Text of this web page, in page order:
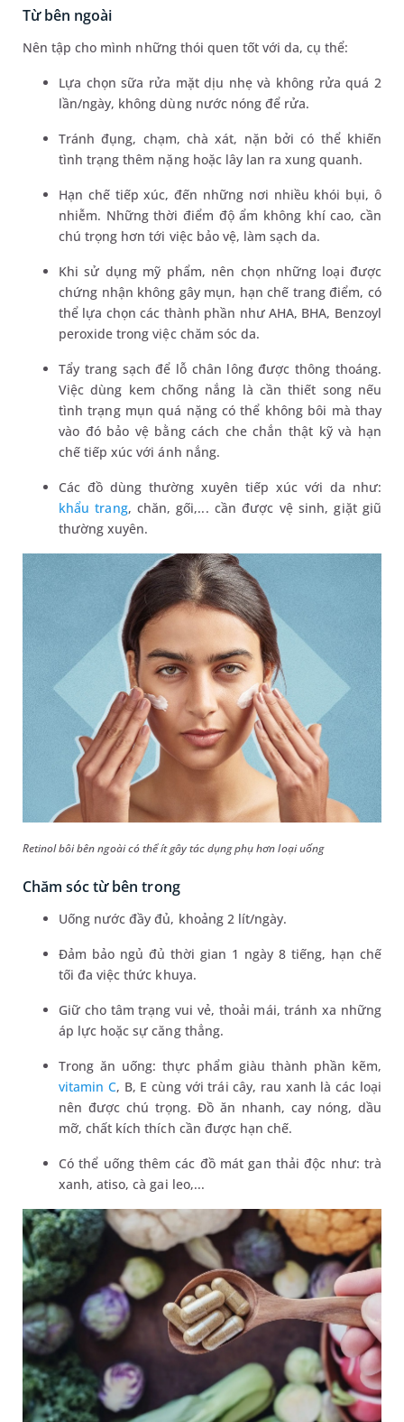
Từ bên ngoài
Nên tập cho mình những thói quen tốt với da, cụ thể:
Lựa chọn sữa rửa mặt dịu nhẹ và không rửa quá 2
lần/ngày, không dùng nước nóng để rửa.
Tránh đụng, chạm, chà xát, nặn bởi có thể khiến
tình trạng thêm nặng hoặc lây lan ra xung quanh.
Hạn chế tiếp xúc, đến những nơi nhiều khói bụi, ô
nhiễm. Những thời điểm độ ẩm không khí cao, cần
chú trọng hơn tới việc bảo vệ, làm sạch da.
Khi sử dụng mỹ phẩm, nên chọn những loại được
chứng nhận không gây mụn, hạn chế trang điểm, có
thể lựa chọn các thành phần như AHA, BHA, Benzoyl
peroxide trong việc chăm sóc da.
Tẩy trang sạch để lỗ chân lông được thông thoáng.
Việc dùng kem chống nắng là cần thiết song nếu
tình trạng mụn quá nặng có thể không bôi mà thay
vào đó bảo vệ bằng cách che chắn thật kỹ và hạn
chế tiếp xúc với ánh nắng.
Các đồ dùng thường xuyên tiếp xúc với da như:
khẩu trang, chăn, gối,... cần được vệ sinh, giặt giũ
thường xuyên.
Retinol bôi bên ngoài có thể ít gây tác dụng phụ hơn loại uống
Chăm sóc từ bên trong
Uống nước đầy đủ, khoảng 2 lít/ngày.
Đảm bảo ngủ đủ thời gian 1 ngày 8 tiếng, hạn chế
tối đa việc thức khuya.
Giữ cho tâm trạng vui vẻ, thoải mái, tránh xa những
áp lực hoặc sự căng thẳng.
Trong ăn uống: thực phẩm giàu thành phần kẽm,
vitamin C, B, E cùng với trái cây, rau xanh là các loại
nên được chú trọng. Đồ ăn nhanh, cay nóng, dầu
mỡ, chất kích thích cần được hạn chế.
Có thể uống thêm các đồ mát gan thải độc như: trà
xanh, atiso, cà gai leo,...